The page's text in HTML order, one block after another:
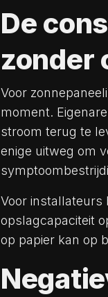
De
zonder
Voor
moment.
stroom terug te
enige uitweg om
Voor
opslagcapaciteit
op papier kan op